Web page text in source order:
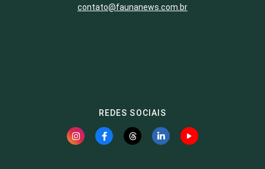
contato@faunanews.com.br
REDES SOCIAIS